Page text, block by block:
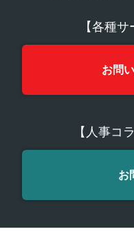
【各種
お問
【人事コ
お